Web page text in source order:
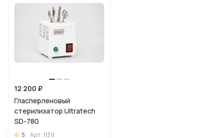
12 200 ₽
Гласперленовый
стерилизатор Ultratech
SD-780
5 Арт.1139